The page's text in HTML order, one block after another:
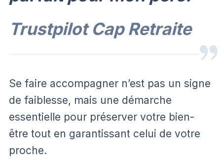
Trustpilot Cap Retraite
Se faire accompagner n’est pas un signe
de faiblesse, mais une démarche
essentielle pour préserver votre bien-
être tout en garantissant celui de votre
proche.